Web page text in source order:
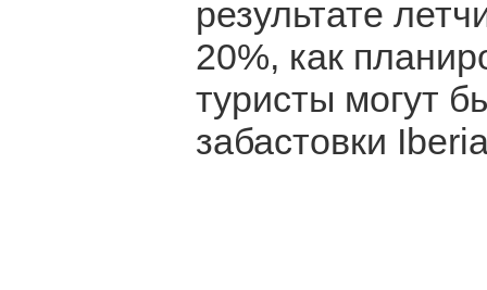
результате
20%, как
туристы могут
забастовки